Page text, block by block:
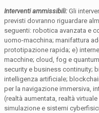
Interventi ammissibili: Gli
previsti dovranno riguardare
seguenti: robotica avanzata e
uomo-macchina; manifattura
prototipazione rapida; e)
macchine; cloud, fog e
security e business continuity;
intelligenza artificiale;
per la navigazione immersiva,
(realtà aumentata, realtà
simulazione e sistemi